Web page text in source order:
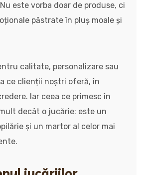
este vorba doar de produse, ci
păstrate în pluș moale și
calitate, personalizare sau
ce clienții noștri oferă, în
Iar ceea ce primesc în
decât o jucărie: este un
și un martor al celor mai